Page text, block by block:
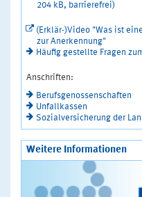
204 kB, barrierefrei)
(Erklär-)Video "Was ist
zur Anerkennung"
Häufig gestellte Fragen
Anschriften:
Berufsgenossenschaften
Unfallkassen
Sozialversicherung der
Weitere Informationen